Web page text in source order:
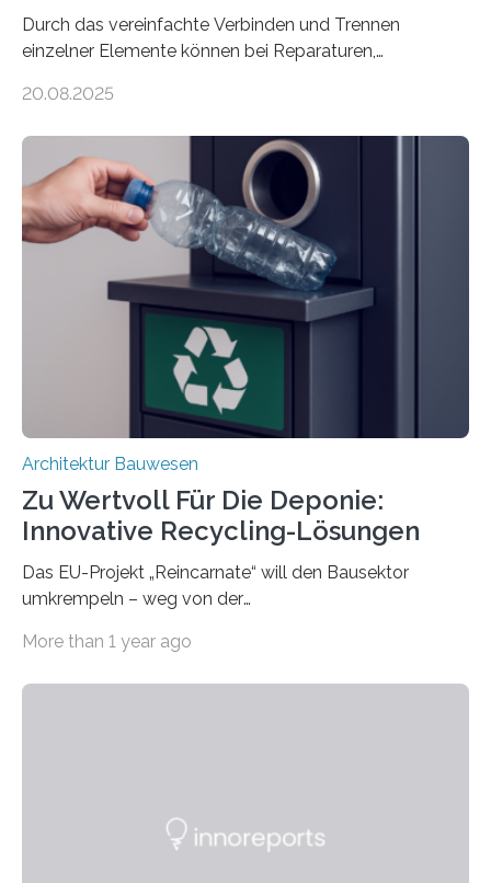
Durch das vereinfachte Verbinden und Trennen
einzelner Elemente können bei Reparaturen,
Material und Bauschutt eingespart werden. Ein
Projekt ReCon gemeinsam mit Unternehmenspartnern
ein Klett-Verbindungssystem für Gebäude entwickelt:
Damit lassen sich unterschiedliche Gebäudeteile
resilient verbinden und bei Bedarf einfach voneinander
trennen. Der Fokus lag auf der Verbindung von
Bauteilen mit unterschiedlicher Lebensdauer, bei denen
irreversible Verbindungen den Austausch üblicherweise
erschweren. Hierzu untersuchten die Forschenden zwei
unterschiedliche Zugänge. Einerseits klebten sie…
20.08.2025
Architektur Bauwesen
Zu Wertvoll Für Die Deponie:
Innovative Recycling-Lösungen
Das EU-Projekt „Reincarnate“ will den Bausektor
umkrempeln – weg von der
Kreislaufwirtschaft Bei dem schwedischen
Datenbank erfasst sind, neue Baustoffe kreiert werden.
More than 1 year ago